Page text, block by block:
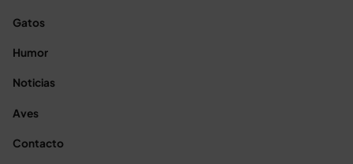
Gatos
Humor
Noticias
Aves
Contacto